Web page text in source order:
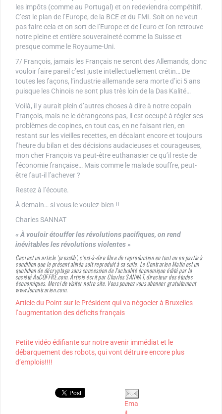
les impôts (comme au Portugal) et on redeviendra compétitif.
C’est le plan de l’Europe, de la BCE et du FMI. Soit on ne veut
pas faire cela et on sort de l’Europe et de l’euro et l’on retrouve
notre pleine et entière souveraineté comme la Suisse et
presque comme le Royaume-Uni.
7/ François, jamais les Français ne seront des Allemands, donc
vouloir faire pareil c’est juste intellectuellement crétin… De
toutes les façons, l’industrie allemande sera morte d’ici 5 ans
puisque les Chinois ne sont plus très loin de la Das Kalité…
Voilà, il y aurait plein d’autres choses à dire à notre copain
François, mais ne le dérangeons pas, il est occupé à régler ses
problèmes de copines, en tout cas, en ne faisant rien, en
restant sur les vieilles recettes, en décalant encore et toujours
l’heure du bilan et des décisions audacieuses et courageuses,
mon cher François va peut-être euthanasier ce qu’il reste de
l’économie française… Mais comme le malade souffre, peut-
être faut-il l’achever ?
Restez à l’écoute.
À demain… si vous le voulez-bien !!
Charles SANNAT
« À vouloir étouffer les révolutions pacifiques, on rend
inévitables les révolutions violentes »
Ceci est un article ‘presslib’, c’est-à-dire libre de reproduction en tout ou en partie à
condition que le présent alinéa soit reproduit à sa suite. Le Contrarien Matin est un
quotidien de décryptage sans concession de l’actualité économique édité par la
société AuCOFFRE.com. Article écrit par Charles SANNAT, directeur des études
économiques. Merci de visiter notre site. Vous pouvez vous abonner gratuitement
www.lecontrarien.com.
Article du Point sur le Président qui va négocier à Bruxelles
l’augmentation des déficits français
Petite vidéo édifiante sur notre avenir immédiat et le
débarquement des robots, qui vont détruire encore plus
d’emplois!!!!
Ema